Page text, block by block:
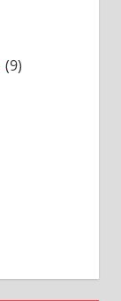
(9)